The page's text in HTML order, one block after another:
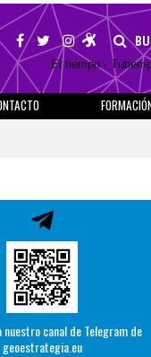
El tiempo -
canal de Telegram de
geoestrategia.eu